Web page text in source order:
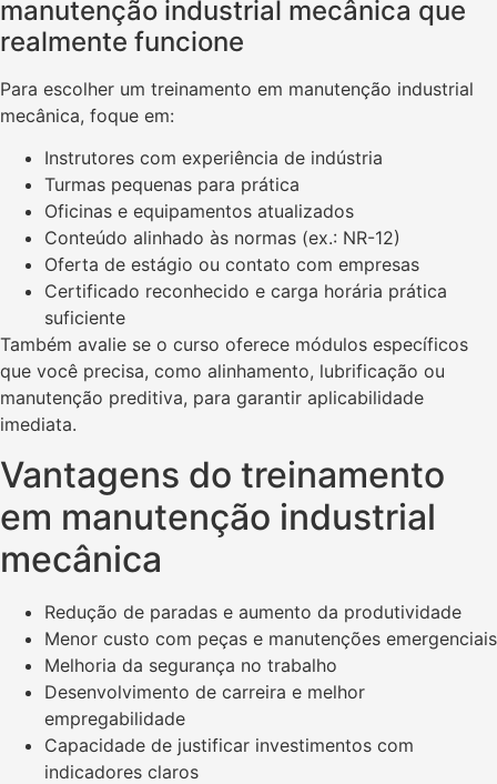
manutenção industrial mecânica que
realmente funcione
Para escolher um treinamento em manutenção industrial
mecânica, foque em:
Instrutores com experiência de indústria
Turmas pequenas para prática
Oficinas e equipamentos atualizados
Conteúdo alinhado às normas (ex.: NR-12)
Oferta de estágio ou contato com empresas
Certificado reconhecido e carga horária prática
suficiente
Também avalie se o curso oferece módulos específicos
que você precisa, como alinhamento, lubrificação ou
manutenção preditiva, para garantir aplicabilidade
imediata.
Vantagens do treinamento
em manutenção industrial
mecânica
Redução de paradas e aumento da produtividade
Menor custo com peças e manutenções emergenciais
Melhoria da segurança no trabalho
Desenvolvimento de carreira e melhor
empregabilidade
Capacidade de justificar investimentos com
indicadores claros